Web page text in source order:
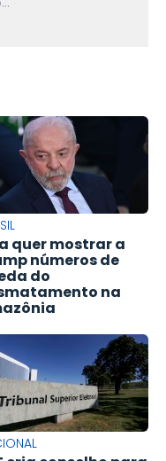
quer mostrar a
números de
do
na